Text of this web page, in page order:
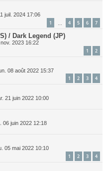
juil. 2024 17:06
1 4 5 6 7
/ Dark Legend (JP)
2023 16:22
1 2
08 août 2022 15:37
1 2 3 4
21 juin 2022 10:00
06 juin 2022 12:18
05 mai 2022 10:10
1 2 3 4